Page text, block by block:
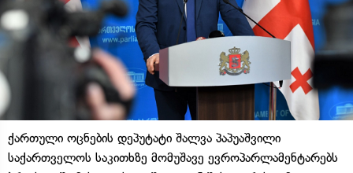
ქართული ოცნების დეპუტატი შალვა პაპუაშვილი
საქართველოს საკითხზე მომუშავე ევროპარლამენტარებს